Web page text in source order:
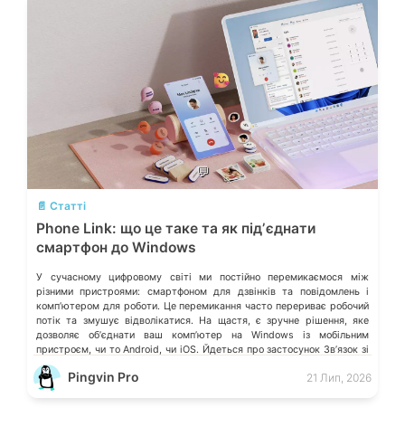
💬
📄 Статті
Phone Link: що це таке та як підʼєднати
смартфон до Windows
У сучасному цифровому світі ми постійно перемикаємося між
різними пристроями: смартфоном для дзвінків та повідомлень і
компʼютером для роботи. Це перемикання часто перериває робочий
потік та змушує відволікатися. На щастя, є зручне рішення, яке
дозволяє обʼєднати ваш компʼютер на Windows із мобільним
пристроєм, чи то Android, чи iOS. Йдеться про застосунок Звʼязок зі
смартфоном (Phone Link) від Microsoft, що перетворює ваш ПК на
своєрідний «міст» до функцій смартфона.
Pingvin Pro 21 Лип, 2026